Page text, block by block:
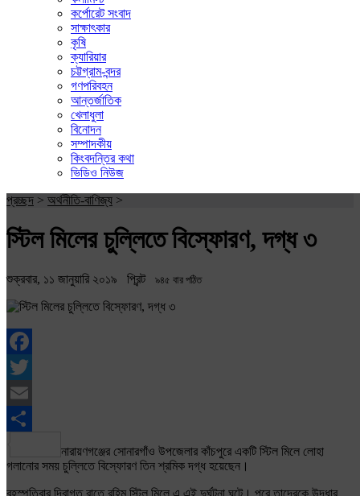
কর্পোরেট সংবাদ
সাক্ষাৎকার
কৃষি
ক্যারিয়ার
চট্টগ্রাম-বন্দর
গণপরিবহন
আন্তর্জাতিক
খেলাধুলা
বিনোদন
সম্পাদকীয়
কিংবদন্তির কথা
ভিডিও নিউজ
প্রচ্ছদ > অর্থনীতি-বাণিজ্য >
স্টিল মিলের চুল্লিতে বিস্ফোরণ, দগ্ধ ৩
শুক্রবার, ১১ জানুয়ারি ২০১৯ প্রিন্ট ৯৪৫ বার পঠিত
Facebook
Twitter
Email
নারায়ণগঞ্জের সোনারগাঁও উপজেলার কাঁচপুরে একটি স্টিল মিলে লোহা
গলানোর সময় চুল্লিতে বিস্ফোরণ তিন শ্রমিক দগ্ধ হয়েছেন।
বৃহস্পতিবার দিবাগত রাতে রহিম স্টিল মিলে এ এই দুর্ঘটনা ঘটে। পরে তাদেরকে উদ্ধার